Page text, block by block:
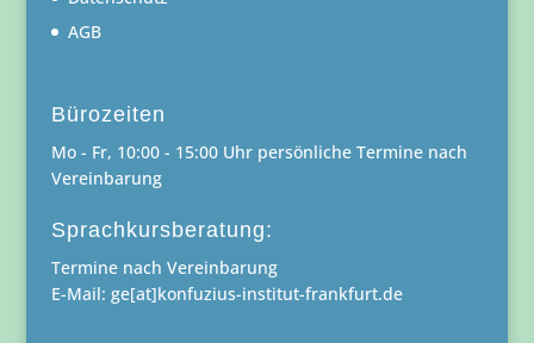
AGB
Bürozeiten
Mo - Fr, 10:00 - 15:00 Uhr persönliche Termine nach
Vereinbarung
Sprachkursberatung:
Termine nach Vereinbarung
E-Mail: ge[at]konfuzius-institut-frankfurt.de